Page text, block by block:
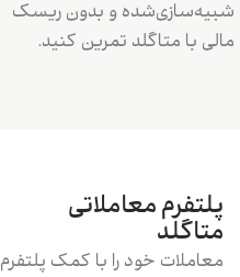
شبیه‌سازی‌شده و بدون ریسک
مالی با متاگلد تمرین کنید.
پلتفرم معاملاتی
متاگلد
معاملات خود را با کمک پلتفرم